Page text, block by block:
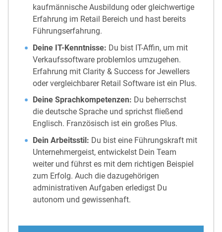
kaufmännische Ausbildung oder gleichwertige
Erfahrung im Retail Bereich und hast bereits
Führungserfahrung.
Deine IT-Kenntnisse: Du bist IT-Affin, um mit
Verkaufssoftware problemlos umzugehen.
Erfahrung mit Clarity & Success for Jewellers
oder vergleichbarer Retail Software ist ein Plus.
Deine Sprachkompetenzen: Du beherrschst
die deutsche Sprache und sprichst fließend
Englisch. Französisch ist ein großes Plus.
Dein Arbeitsstil: Du bist eine Führungskraft mit
Unternehmergeist, entwickelst Dein Team
weiter und führst es mit dem richtigen Beispiel
zum Erfolg. Auch die dazugehörigen
administrativen Aufgaben erledigst Du
autonom und gewissenhaft.